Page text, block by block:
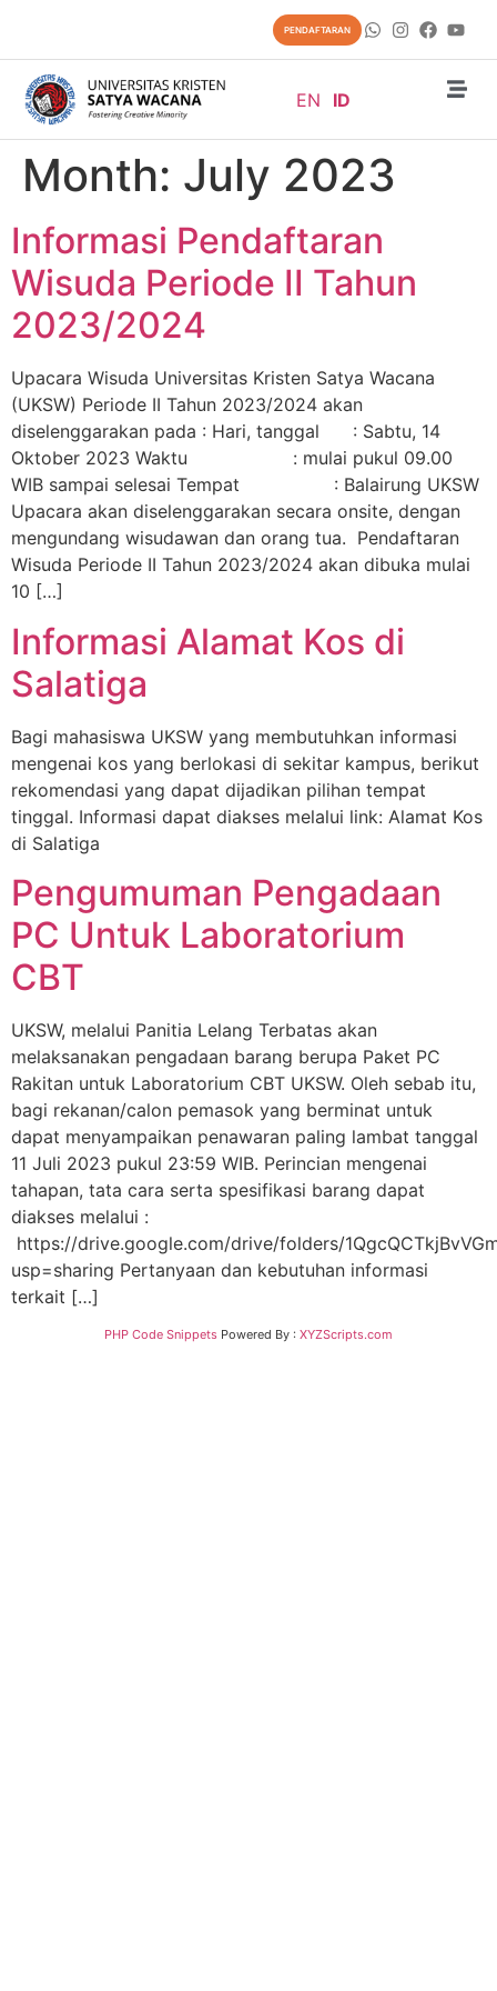
PENDAFTARAN
EN ID
Month: July 2023
Informasi Pendaftaran
Wisuda Periode II Tahun
2023/2024
Upacara Wisuda Universitas Kristen Satya Wacana
(UKSW) Periode II Tahun 2023/2024 akan
diselenggarakan pada : Hari, tanggal : Sabtu, 14
Oktober 2023 Waktu : mulai pukul 09.00
WIB sampai selesai Tempat : Balairung UKSW
Upacara akan diselenggarakan secara onsite, dengan
mengundang wisudawan dan orang tua. Pendaftaran
Wisuda Periode II Tahun 2023/2024 akan dibuka mulai
10 […]
Informasi Alamat Kos di
Salatiga
Bagi mahasiswa UKSW yang membutuhkan informasi
mengenai kos yang berlokasi di sekitar kampus, berikut
rekomendasi yang dapat dijadikan pilihan tempat
tinggal. Informasi dapat diakses melalui link: Alamat Kos
di Salatiga
Pengumuman Pengadaan
PC Untuk Laboratorium
CBT
UKSW, melalui Panitia Lelang Terbatas akan
melaksanakan pengadaan barang berupa Paket PC
Rakitan untuk Laboratorium CBT UKSW. Oleh sebab itu,
bagi rekanan/calon pemasok yang berminat untuk
dapat menyampaikan penawaran paling lambat tanggal
11 Juli 2023 pukul 23:59 WIB. Perincian mengenai
tahapan, tata cara serta spesifikasi barang dapat
diakses melalui :
https://drive.google.com/drive/folders/
usp=sharing Pertanyaan dan kebutuhan informasi
terkait […]
PHP Code Snippets Powered By : XYZScripts.com